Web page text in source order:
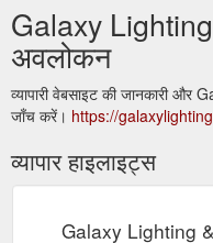
Galaxy Lighting
अवलोकन
व्यापारी वेबसाइट की जानकारी
जाँच करें। https://
व्यापार हाइलाइट्स
Galaxy Lighting